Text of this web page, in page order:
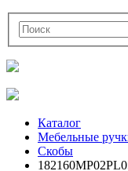
Каталог
Мебельные
Скобы